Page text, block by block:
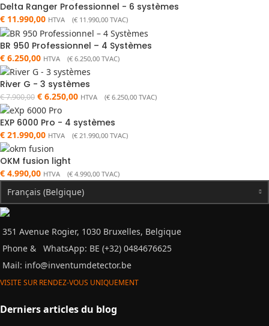
Delta Ranger Professionnel - 6 systèmes
€ 11.990,00 HTVA (€ 11.990,00 TVAC)
BR 950 Professionnel – 4 Systèmes
€ 6.250,00 HTVA (€ 6.250,00 TVAC)
River G - 3 systèmes
€7.900,00 € 6.250,00 HTVA (€ 6.250,00 TVAC)
EXP 6000 Pro - 4 systèmes
€ 21.990,00 HTVA (€ 21.990,00 TVAC)
OKM fusion light
€ 4.990,00 HTVA (€ 4.990,00 TVAC)
Français (Belgique)
351 Avenue Rogier, 1030 Bruxelles, Belgique
Phone &
WhatsApp: BE (+32) 0484676625
Mail: info@inventumdetector.be
VISITE SUR RENDEZ-VOUS UNIQUEMENT
Derniers articles du blog